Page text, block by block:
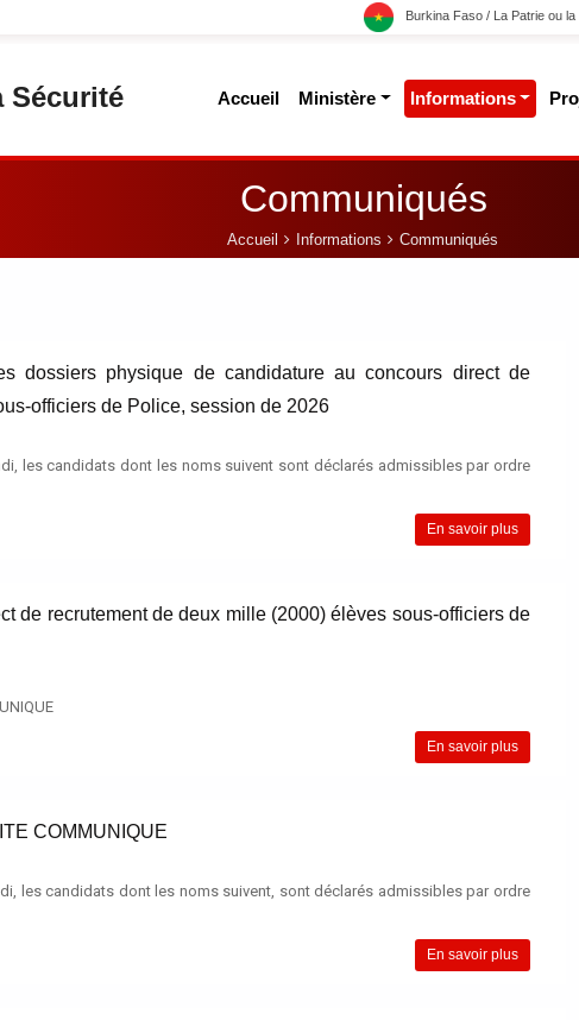
Burkina Faso / La Patrie ou
Sécurité Accueil Ministère Informations
Communiqués
Accueil Informations Communiqués
dossiers physique de candidature au concours direct de
officiers de Police, session de 2026
les candidats dont les noms suivent sont déclarés admissibles par ordre
En savoir plus
de recrutement de deux mille (2000) élèves sous-officiers de
En savoir plus
COMMUNIQUE
les candidats dont les noms suivent, sont déclarés admissibles par ordre
En savoir plus